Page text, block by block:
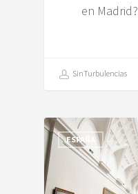
en Madrid?
SinTurbulencias
ESPAÑA